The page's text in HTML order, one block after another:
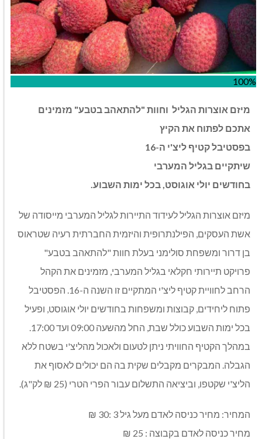
100%
מיזם אוצרות הגליל וחוות "להתאהב בטבע" מזמינים
אתכם לפתוח את הקיץ
בפסטיבל קטיף ליצ'י ה-16
שיתקיים בגליל המערבי
בחודשים יולי אוגוסט, בכל ימות השבוע.
מיזם אוצרות הגליל לעידוד התיירות לגליל המערבי מייסודה של
אשת העסקים, הפילנתרופית והיזמית החברתית רעיה שטראוס
בן דרור ומשפחת סולימני בעלת חוות "להתאהב בטבע"
פרויקט תיירותי חקלאי בגליל המערבי, מזמינים את הקהל
הרחב לחוויית קטיף ליצ'י המתקיים זו השנה ה-16. הפסטיבל
פתוח ליחידים, קבוצות ומשפחות בחודשים יולי אוגוסט, ופעיל
בכל ימות השבוע כולל שבת, החל מהשעה 09:00 ועד 17:00.
במהלך הקטיף החוויתי ניתן לטעום ולאכול מהליצ'י בשטח ללא
הגבלה. המבקרים מקבלים שקית בה הם יכולים לאסוף את
הליצ'י שקטפו, וביציאה התשלום עבור הפרי הטרי (25 ₪ לק"ג).
המחיר: מחיר כניסה לאדם מעל גיל 3 :30 ₪
מחיר כניסה לאדם בקבוצה : 25 ₪